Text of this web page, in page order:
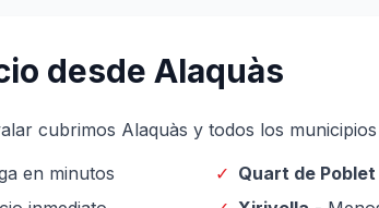
desde Alaquàs
cubrimos Alaquàs y todos los
en minutos
✓ Quart de Poblet